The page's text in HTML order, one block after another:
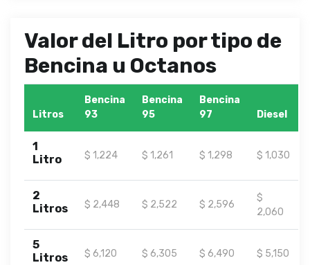
Valor del Litro por tipo de
Bencina u Octanos
Litros
Bencina
93
Bencina
95
Bencina
97
Diesel
1
Litro
$ 1,224 $ 1,261 $ 1,298 $ 1,030
2
Litros
$ 2,448 $ 2,522 $ 2,596
$
2,060
5
Litros
$ 6,120 $ 6,305 $ 6,490 $ 5,150